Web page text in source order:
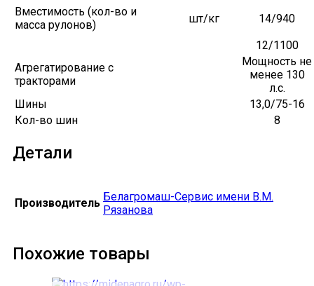
Вместимость (кол-во и
масса рулонов)
шт/кг
14/940
12/1100
Агрегатирование с
тракторами
Мощность не
менее 130
л.с.
Шины
13,0/75-16
Кол-во шин
8
Детали
Производитель Белагромаш-Сервис имени В.М.
Рязанова
Похожие товары